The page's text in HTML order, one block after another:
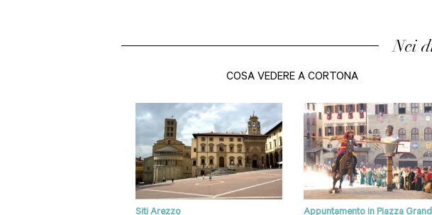
Nei
COSA VEDERE A CORTONA
Siti Arezzo Appuntamento in Piazza